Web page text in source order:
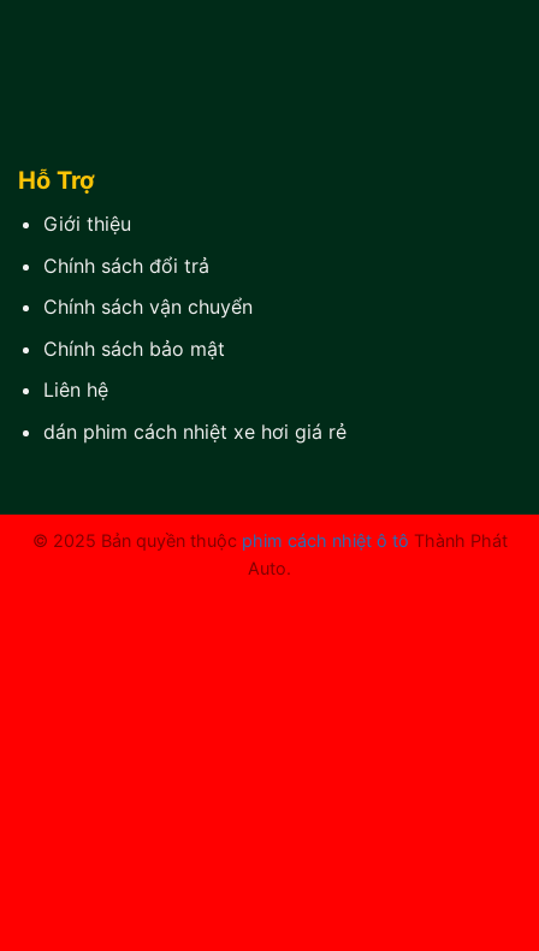
Hỗ Trợ
Giới thiệu
Chính sách đổi trả
Chính sách vận chuyển
Chính sách bảo mật
Liên hệ
dán phim cách nhiệt xe hơi giá rẻ
© 2025 Bản quyền thuộc phim cách nhiệt ô tô Thành Phát
Auto.